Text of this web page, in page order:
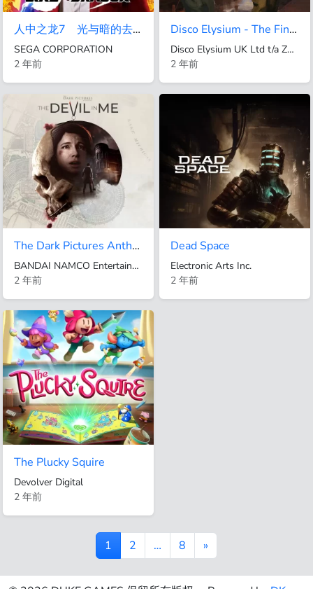
人中之龙7 光与暗的去向 国际版
SEGA CORPORATION
2 年前
Disco Elysium - The Final Cut
Disco Elysium UK Ltd t/a ZA/UM
2 年前
The Dark Pictures Anthology: The Devil in Me PS4 & PS5
BANDAI NAMCO Entertainment Asia Pte Ltd.
2 年前
Dead Space
Electronic Arts Inc.
2 年前
The Plucky Squire
Devolver Digital
2 年前
1 2 … 8 »